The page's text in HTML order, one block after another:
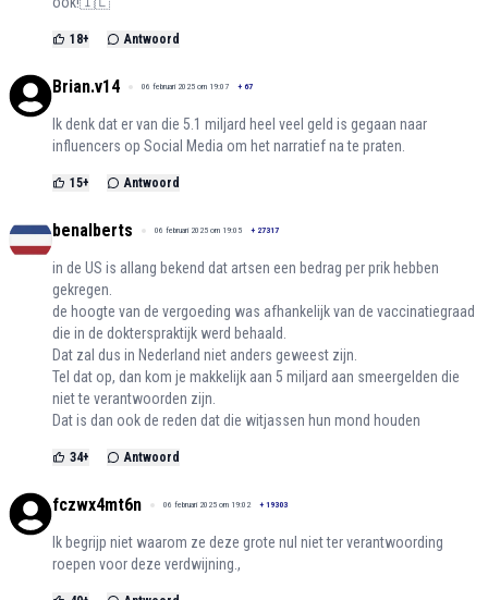
18+ Antwoord
Brian.v14 06 februari 2025 om 19:07 + 67
Ik denk dat er van die 5.1 miljard heel veel geld is gegaan naar
influencers op Social Media om het narratief na te praten.
15+ Antwoord
benalberts 06 februari 2025 om 19:05 + 27317
in de US is allang bekend dat artsen een bedrag per prik hebben
gekregen.
de hoogte van de vergoeding was afhankelijk van de vaccinatiegraad
die in de dokterspraktijk werd behaald.
Dat zal dus in Nederland niet anders geweest zijn.
Tel dat op, dan kom je makkelijk aan 5 miljard aan smeergelden die
niet te verantwoorden zijn.
Dat is dan ook de reden dat die witjassen hun mond houden
34+ Antwoord
fczwx4mt6n 06 februari 2025 om 19:02 + 19303
Ik begrijp niet waarom ze deze grote nul niet ter verantwoording
roepen voor deze verdwijning.,